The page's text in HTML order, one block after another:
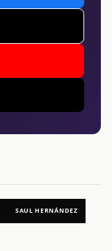
SAUL HERNÁNDEZ